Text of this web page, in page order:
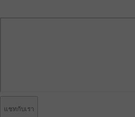
แชทกับเรา